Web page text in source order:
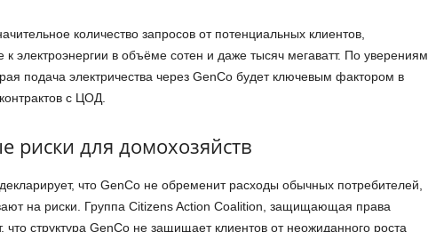
количество запросов от потенциальных клиентов,
электроэнергии в объёме сотен и даже тысяч мегаватт. По уверениям
подача электричества через GenCo будет ключевым фактором в
с ЦОД.
риски для домохозяйств
что GenCo не обременит расходы обычных потребителей,
на риски. Группа Citizens Action Coalition, защищающая права
что структура GenCo не защищает клиентов от неожиданного роста